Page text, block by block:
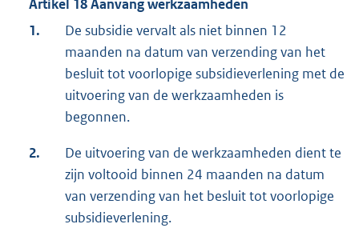
Artikel 18 Aanvang werkzaamheden
1.
De subsidie vervalt als niet binnen 12
maanden na datum van verzending van het
besluit tot voorlopige subsidieverlening met de
uitvoering van de werkzaamheden is
begonnen.
2.
De uitvoering van de werkzaamheden dient te
zijn voltooid binnen 24 maanden na datum
van verzending van het besluit tot voorlopige
subsidieverlening.